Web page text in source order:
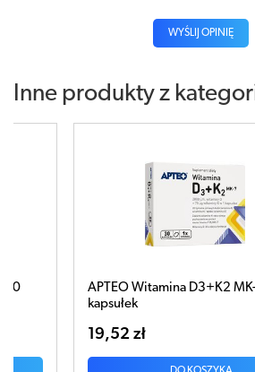
WYŚLIJ OPINIĘ
Inne produkty z
D3+K2 MK-7 x 30